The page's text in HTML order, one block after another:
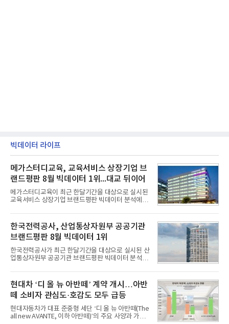
빅데이터 라이프
메가스터디교육, 교육서비스 상장기업 브
랜드평판 8월 빅데이터 1위...대교 뒤이어
메가스터디교육이 최근 한달기간을 대상으로 실시된
교육서비스 상장기업 브랜드평판 빅데이터 분석에서
일 한국기업평판연구소(소장 구창환)는 국내 교육서
비스 상장기업 브랜드를 대상으로 지난 7월 7일부터
8월 7일까지 수집된 소비자 빅데이터 10,074,233건
을 분석한 결과, 메가스터디교육이 브랜드평판지수
1,710,926을 기록하며 8월 1위에 올랐다고 밝혔다.
분석에 활용된 빅데이터는 지난 7월(9,491,206건) 대
비 6.14% 증가한 수치로, 교육서비스 상장기업 브랜
디교육, 대교, 디지
한국전력공사, 산업통상자원부 공공기관
브랜드평판 8월 빅데이터 1위
한국전력공사가 최근 한달기간을 대상으로 실시된 산
업통상자원부 공공기관 브랜드평판 빅데이터 분석에
이 순으로 뒤를 이었다.7일 한국기업평판연구소(소장
구창환)는 산업통상자원부 공공기관 41개 브랜드를
대상으로 지난 7월 7일부터 8월 7일까지 수집된 소비
자 빅데이터 91,102,549건을 분석한 결과, 한국전력
공사가 브랜드평판지수 10,670,633을 기록하며 8월
1위에 올랐다고 밝혔다. 분석에 활용된 빅데이터는 지
난 7월(88,893,823건) 대비 2.48% 증가한 수치다.연
현대차 ‘디 올 뉴 아반떼’ 계약 개시…아반
떼 소비자 관심도·호감도 모두 급등
현대자동차가 대표 준중형 세단 ‘디 올 뉴 아반떼(The
all new AVANTE, 이하 아반떼)’의 주요 사양과 가격